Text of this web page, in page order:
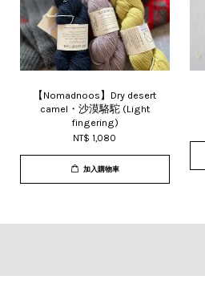
【Nomadnoos】Dry desert
camel・沙漠駱駝 (Light
fingering)
NT$ 1,080
加入購物車